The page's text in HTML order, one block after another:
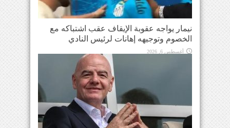
نيمار يواجه عقوبة الإيقاف عقب اشتباكه مع
الخصوم وتوجيهه إهانات لرئيس النادي
أغسطس 6, 2026